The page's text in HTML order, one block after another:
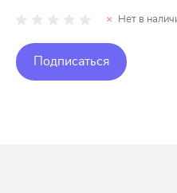
Нет в
Подписаться